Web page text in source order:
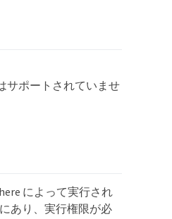
サポートされていませ
によって実行され
あり、実行権限が必